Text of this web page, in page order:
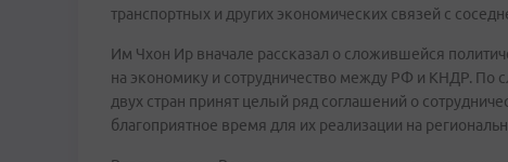
транспортных и других экономических связей с
Им Чхон Ир вначале рассказал о сложившейся
на экономику и сотрудничество между РФ и КНДР. По
двух стран принят целый ряд соглашений о
благоприятное время для их реализации на